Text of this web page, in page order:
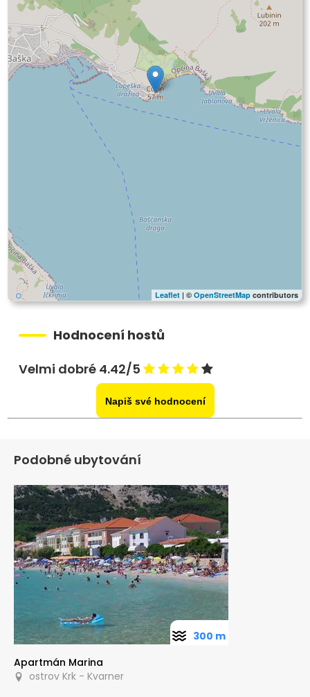
Leaflet | ©OpenStreetMap contributors
Hodnocení hostů
Velmi dobré 4.42/5
Napiš své hodnocení
Podobné ubytování
Apartmán Marina
ostrov Krk - Kvarner
300 m